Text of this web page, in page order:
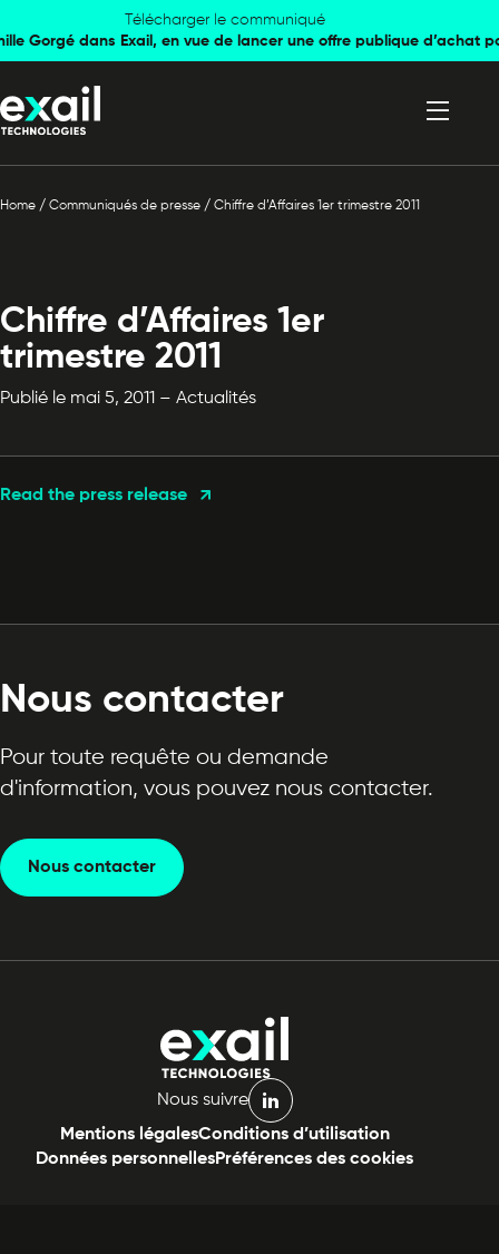
navigation
content
Télécharger le communiqué
Gorgé dans Exail, en vue de lancer une offre publique d’achat
Home / Communiqués de presse / Chiffre d’Affaires 1er trimestre 2011
Chiffre d’Affaires 1er
trimestre 2011
Publié le mai 5, 2011 – Actualités
Read the press release
Nous contacter
Pour toute requête ou demande
d'information, vous pouvez nous contacter.
Nous contacter
Nous suivre
linkedin
Mentions légalesConditions d’utilisation
Données personnellesPréférences des cookies